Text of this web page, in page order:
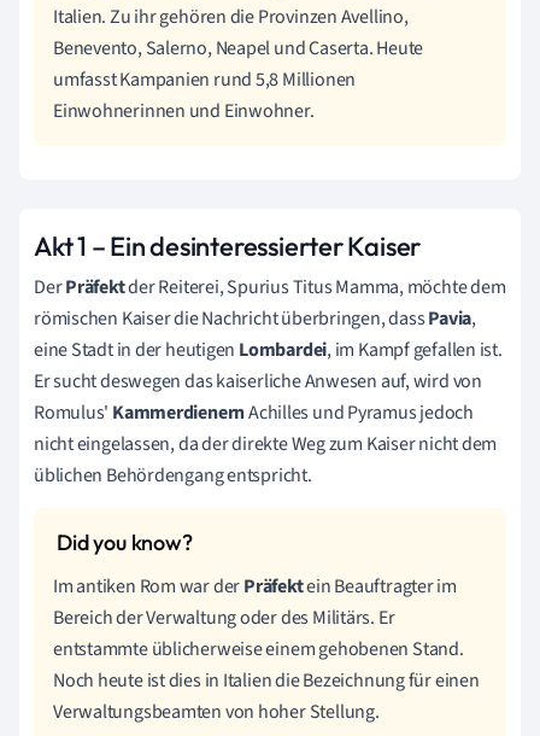
Italien. Zu ihr gehören die Provinzen Avellino,
Benevento, Salerno, Neapel und Caserta. Heute
umfasst Kampanien rund 5,8 Millionen
Einwohnerinnen und Einwohner.
Akt 1 – Ein desinteressierter Kaiser
DerPräfektder Reiterei, Spurius Titus Mamma, möchte dem
römischen Kaiser die Nachricht überbringen, dassPavia,
eine Stadt in der heutigen Lombardei, im Kampf gefallen ist.
Er sucht deswegen das kaiserliche Anwesen auf, wird von
Romulus' KammerdienernAchilles und Pyramus jedoch
nicht eingelassen, da der direkte Weg zum Kaiser nicht dem
üblichen Behördengang entspricht.
Im antiken Rom war derPräfektein Beauftragter im
Bereich der Verwaltung oder des Militärs. Er
entstammte üblicherweise einem gehobenen Stand.
Noch heute ist dies in Italien die Bezeichnung für einen
Verwaltungsbeamten von hoher Stellung.